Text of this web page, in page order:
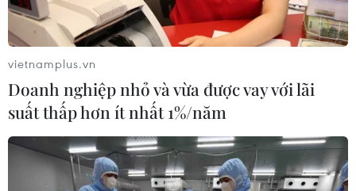
vietnamplus.vn
Doanh nghiệp nhỏ và vừa được vay với lãi
suất thấp hơn ít nhất 1%/năm